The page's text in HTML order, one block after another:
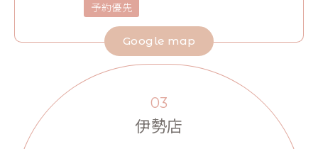
予約優先
Google map
03
伊勢店